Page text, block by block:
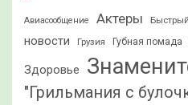
Авиасообщение Актеры
новости
Грузия Губная помада
Здоровье
"Грильмания с